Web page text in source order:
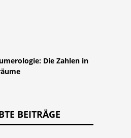
Die Zahlen in
BEITRÄGE